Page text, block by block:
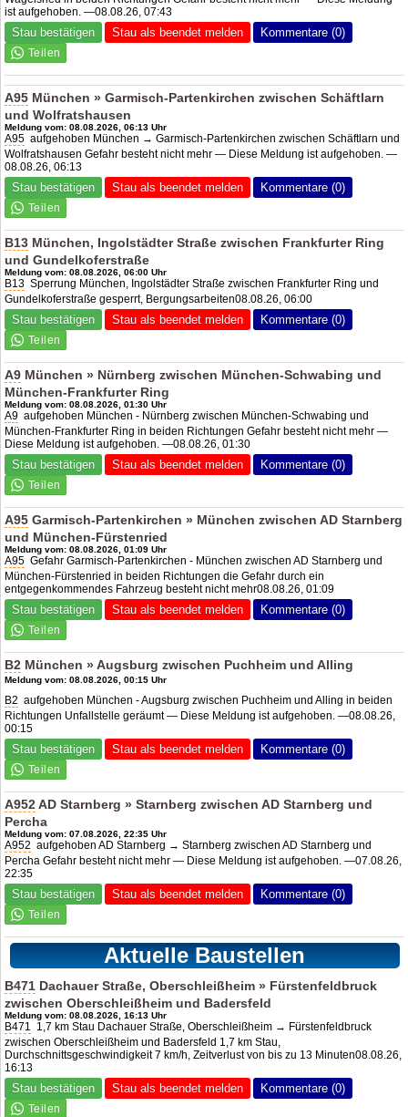
ist aufgehoben. —08.08.26, 07:43
Stau bestätigen Stau als beendet melden Kommentare (0)
A95 München » Garmisch-Partenkirchen zwischen Schäftlarn
und Wolfratshausen
Meldung vom: 08.08.2026, 06:13 Uhr
A95 aufgehoben München → Garmisch-Partenkirchen zwischen Schäftlarn und
Wolfratshausen Gefahr besteht nicht mehr — Diese Meldung ist aufgehoben. —
08.08.26, 06:13
Stau bestätigen Stau als beendet melden Kommentare (0)
B13 München, Ingolstädter Straße zwischen Frankfurter Ring
und Gundelkoferstraße
Meldung vom: 08.08.2026, 06:00 Uhr
B13 Sperrung München, Ingolstädter Straße zwischen Frankfurter Ring und
Gundelkoferstraße gesperrt, Bergungsarbeiten08.08.26, 06:00
Stau bestätigen Stau als beendet melden Kommentare (0)
A9 München » Nürnberg zwischen München-Schwabing und
München-Frankfurter Ring
Meldung vom: 08.08.2026, 01:30 Uhr
A9 aufgehoben München - Nürnberg zwischen München-Schwabing und
München-Frankfurter Ring in beiden Richtungen Gefahr besteht nicht mehr —
Diese Meldung ist aufgehoben. —08.08.26, 01:30
Stau bestätigen Stau als beendet melden Kommentare (0)
A95 Garmisch-Partenkirchen » München zwischenAD Starnberg
und München-Fürstenried
Meldung vom: 08.08.2026, 01:09 Uhr
A95 Gefahr Garmisch-Partenkirchen - München zwischenAD Starnberg und
München-Fürstenried in beiden Richtungen die Gefahr durch ein
entgegenkommendes Fahrzeug besteht nicht mehr08.08.26, 01:09
Stau bestätigen Stau als beendet melden Kommentare (0)
B2 München » Augsburg zwischen Puchheim und Alling
Meldung vom: 08.08.2026, 00:15 Uhr
B2 aufgehoben München - Augsburg zwischen Puchheim und Alling in beiden
Richtungen Unfallstelle geräumt — Diese Meldung ist aufgehoben. —08.08.26,
00:15
Stau bestätigen Stau als beendet melden Kommentare (0)
A952 AD Starnberg » Starnberg zwischenAD Starnberg und
Percha
Meldung vom: 07.08.2026, 22:35 Uhr
A952 aufgehobenAD Starnberg → Starnberg zwischenAD Starnberg und
Percha Gefahr besteht nicht mehr — Diese Meldung ist aufgehoben. —07.08.26,
22:35
Stau bestätigen Stau als beendet melden Kommentare (0)
Aktuelle Baustellen
B471 Dachauer Straße, Oberschleißheim » Fürstenfeldbruck
zwischen Oberschleißheim und Badersfeld
Meldung vom: 08.08.2026, 16:13 Uhr
B471 1,7 km Stau Dachauer Straße, Oberschleißheim → Fürstenfeldbruck
zwischen Oberschleißheim und Badersfeld 1,7 km Stau,
Durchschnittsgeschwindigkeit 7 km/h, Zeitverlust von bis zu 13 Minuten08.08.26,
16:13
Stau bestätigen Stau als beendet melden Kommentare (0)